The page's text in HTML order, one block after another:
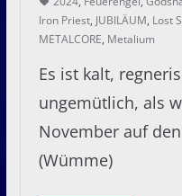
Iron Priest, JUBILÄUM, Lost
METALCORE, Metalium
Es ist kalt,
ungemütlich, als
November auf
(Wümme)